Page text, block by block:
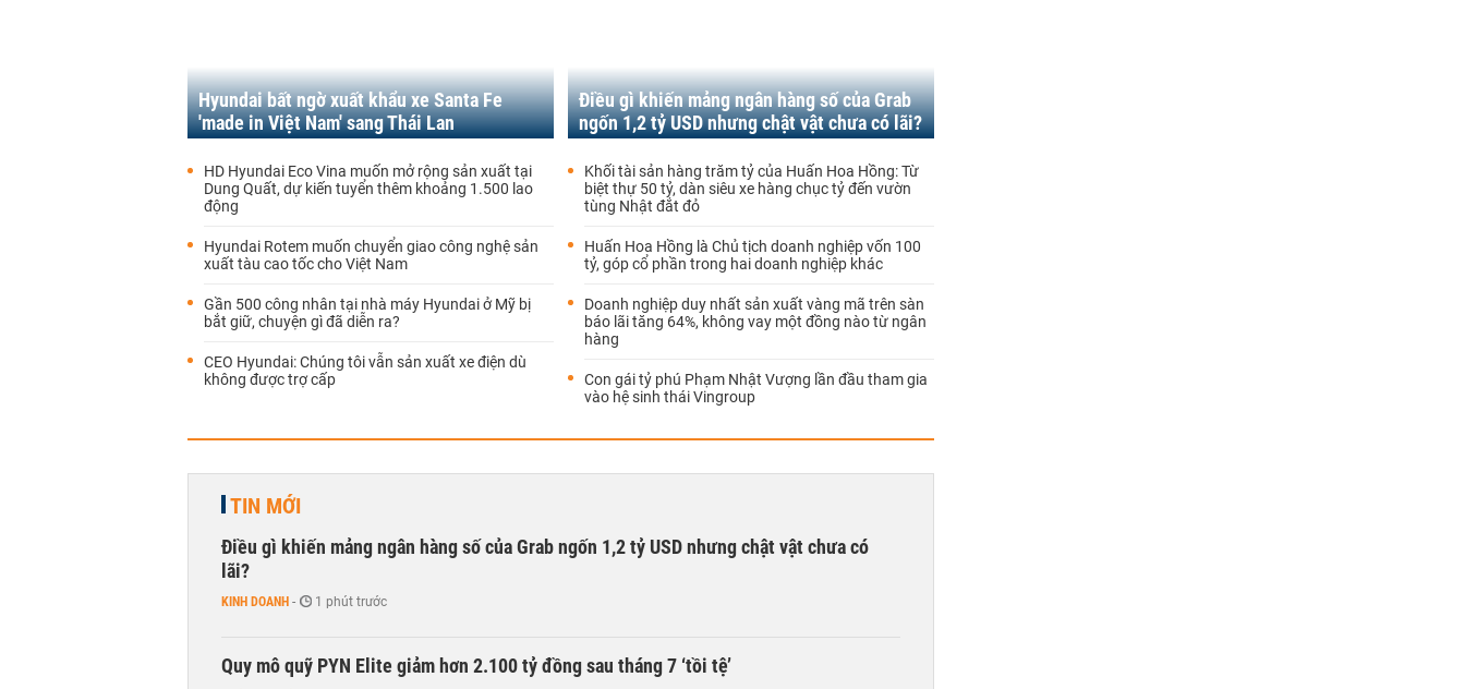
Hyundai bất ngờ xuất khẩu xe Santa Fe
'made in Việt Nam' sang Thái Lan
HD Hyundai Eco Vina muốn mở rộng sản xuất tại
Dung Quất, dự kiến tuyển thêm khoảng 1.500 lao
động
Hyundai Rotem muốn chuyển giao công nghệ sản
xuất tàu cao tốc cho Việt Nam
Gần 500 công nhân tại nhà máy Hyundai ở Mỹ bị
bắt giữ, chuyện gì đã diễn ra?
CEO Hyundai: Chúng tôi vẫn sản xuất xe điện dù
không được trợ cấp
Điều gì khiến mảng ngân hàng số của Grab
ngốn 1,2 tỷ USD nhưng chật vật chưa có lãi?
Khối tài sản hàng trăm tỷ của Huấn Hoa Hồng: Từ
biệt thự 50 tỷ, dàn siêu xe hàng chục tỷ đến vườn
tùng Nhật đắt đỏ
Huấn Hoa Hồng là Chủ tịch doanh nghiệp vốn 100
tỷ, góp cổ phần trong hai doanh nghiệp khác
Doanh nghiệp duy nhất sản xuất vàng mã trên sàn
báo lãi tăng 64%, không vay một đồng nào từ ngân
hàng
Con gái tỷ phú Phạm Nhật Vượng lần đầu tham gia
vào hệ sinh thái Vingroup
TIN MỚI
Điều gì khiến mảng ngân hàng số của Grab ngốn 1,2 tỷ USD nhưng chật vật chưa có
lãi?
KINH DOANH - 1 phút trước
Quy mô quỹ PYN Elite giảm hơn 2.100 tỷ đồng sau tháng 7 ‘tồi tệ’